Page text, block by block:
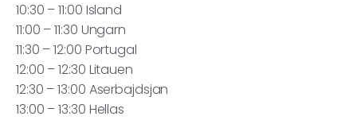
10:30 – 11:00 Island
11:00 – 11:30 Ungarn
11:30 – 12:00 Portugal
12:00 – 12:30 Litauen
12:30 – 13:00 Aserbajdsjan
13:00 – 13:30 Hellas